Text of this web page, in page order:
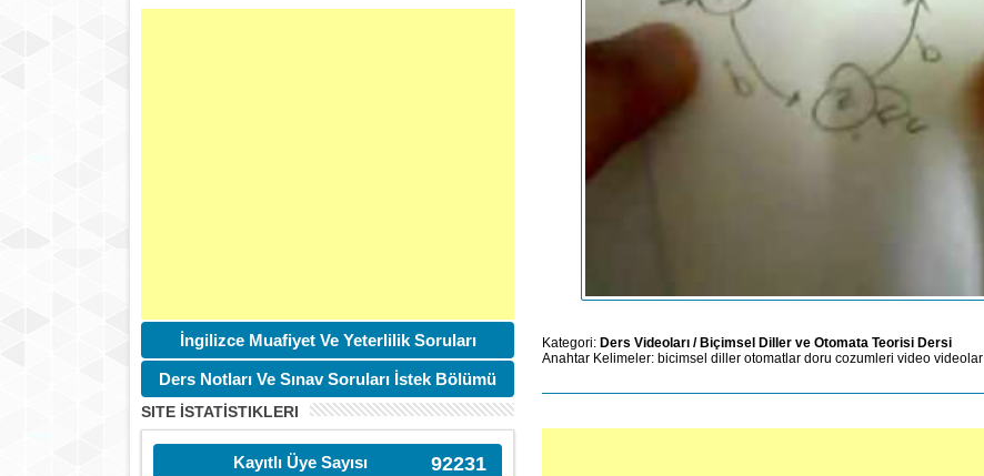
İngilizce Muafiyet Ve Yeterlilik Soruları
Ders Notları Ve Sınav Soruları İstek Bölümü
SITE İSTATİSTIKLERI
92231
Kayıtlı Üye Sayısı
Kategori: Ders Videoları /Biçimsel Diller ve Otomata Teorisi Dersi
Anahtar Kelimeler: bicimsel diller otomatlar doru cozumleri video videolar